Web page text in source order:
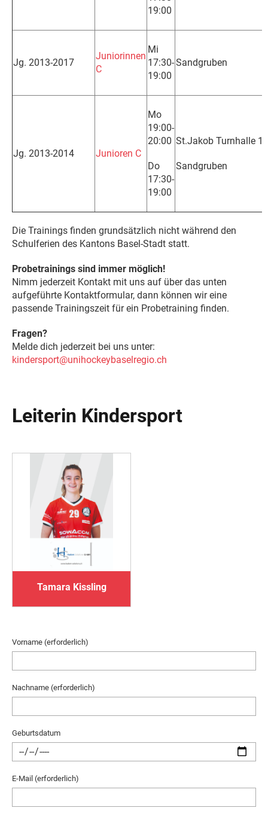
19:00
Jg. 2013-2017
Juniorinnen
C
Mi
17:30-
19:00
Sandgruben
Jg. 2013-2014 Junioren C
Mo
19:00-
20:00
Do
17:30-
19:00
St.Jakob Turnhalle 1
Sandgruben
Die Trainings finden grundsätzlich nicht während den
Schulferien des Kantons Basel-Stadt statt.
Probetrainings sind immer möglich!
Nimm jederzeit Kontakt mit uns auf über das unten
aufgeführte Kontaktformular, dann können wir eine
passende Trainingszeit für ein Probetraining finden.
Fragen?
Melde dich jederzeit bei uns unter:
kindersport@unihockeybaselregio.ch
Leiterin Kindersport
Tamara Kissling
Vorname (erforderlich)
Nachname (erforderlich)
Geburtsdatum
E-Mail (erforderlich)